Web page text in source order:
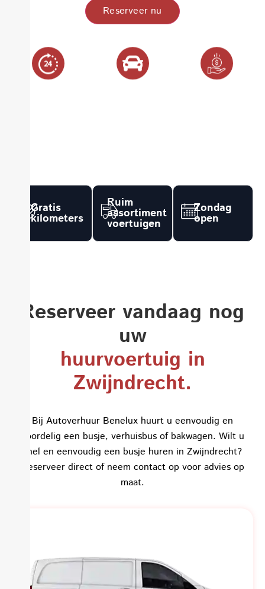
Reserveer nu
Gratis
kilometers
Ruim
assortiment
voertuigen
Zondag
open
Reserveer vandaag nog
uw
huurvoertuig in
Zwijndrecht.
Bij Autoverhuur Benelux huurt u eenvoudig en
voordelig een busje, verhuisbus of bakwagen. Wilt u
snel en eenvoudig een busje huren in Zwijndrecht?
Reserveer direct of neem contact op voor advies op
maat.